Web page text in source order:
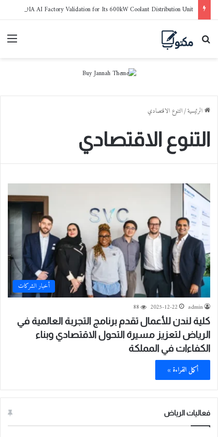
بحث عن
الرئيسية/التنوع الاقتصادي
التنوع الاقتصادي
أخبار الشركات
admin
2025-12-22
88
كلية لندن للأعمال تقدم برنامج التجربة العالمية في
الرياض لتعزيز مسيرة التحول الاقتصادي وبناء
الكفاءات في المملكة
أكمل القراءة »
فعاليات الرياض